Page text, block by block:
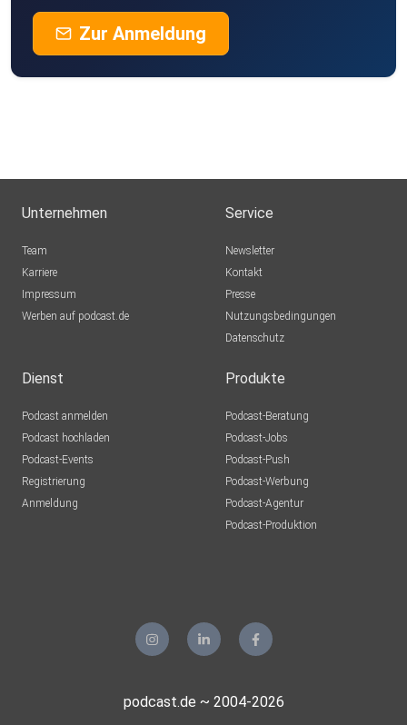
Zur Anmeldung
Unternehmen
Team
Karriere
Impressum
Werben auf podcast.de
Service
Newsletter
Kontakt
Presse
Nutzungsbedingungen
Datenschutz
Dienst
Podcast anmelden
Podcast hochladen
Podcast-Events
Registrierung
Anmeldung
Produkte
Podcast-Beratung
Podcast-Jobs
Podcast-Push
Podcast-Werbung
Podcast-Agentur
Podcast-Produktion
podcast.de ~ 2004-2026